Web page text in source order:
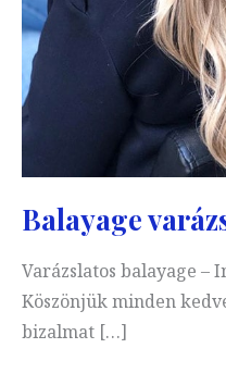
Balayage
Varázslatos balayage –
Köszönjük minden
bizalmat […]